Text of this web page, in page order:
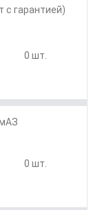
с гарантией)
0 шт.
0 шт.